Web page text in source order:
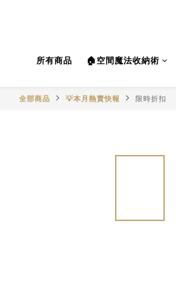
所有商品 🏠空間魔法收納術
全部商品 💡本月熱賣快報 限時折扣